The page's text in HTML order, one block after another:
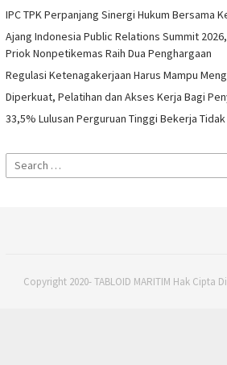
IPC TPK Perpanjang Sinergi Hukum Bersama
Ajang Indonesia Public Relations Summit
Priok Nonpetikemas Raih Dua Penghargaan
Regulasi Ketenagakerjaan Harus Mampu
Diperkuat, Pelatihan dan Akses Kerja Bagi
33,5% Lulusan Perguruan Tinggi Bekerja
Search
for:
Copyright 2020- TABLOID MARITIM Hak Cipta